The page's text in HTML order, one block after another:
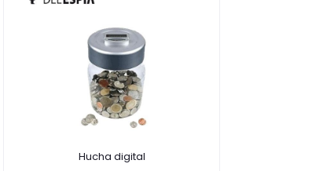
Añadir a la cesta
Hucha digital